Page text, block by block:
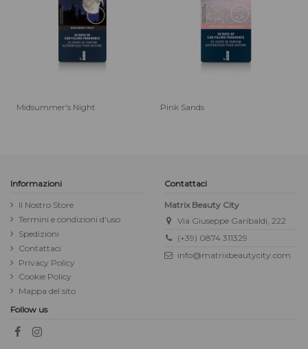
Midsummer's Night Pink Sands
Informazioni
Il Nostro Store
Termini e condizioni d'uso
Spedizioni
Contattaci
Privacy Policy
Cookie Policy
Mappa del sito
Contattaci
Matrix Beauty City
Via Giuseppe Garibaldi, 222
(+39) 0874 311329
info@matrixbeautycity.com
Follow us